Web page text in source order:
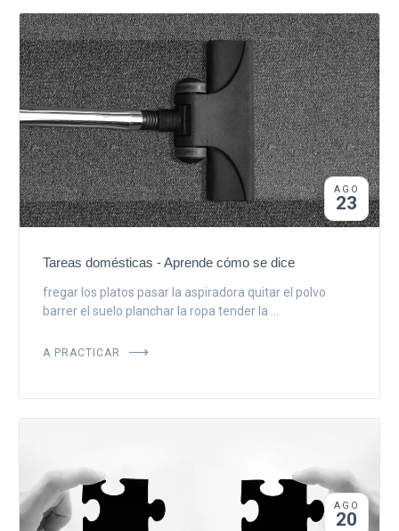
AGO
23
Tareas domésticas - Aprende cómo se dice
fregar los platos pasar la aspiradora quitar el polvo
barrer el suelo planchar la ropa tender la ...
A PRACTICAR
AGO
20